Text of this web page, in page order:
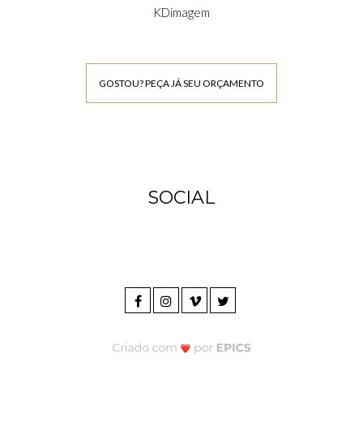
KDimagem
GOSTOU? PEÇA JÁ SEU ORÇAMENTO
SOCIAL